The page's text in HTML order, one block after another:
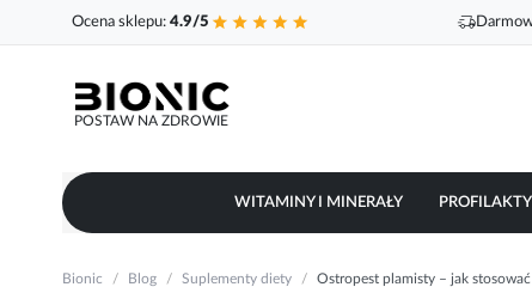
Ocena sklepu: 4.9/5
POSTAW NA ZDROWIE
WITAMINY I MINERAŁY
Bionic Blog Suplementy diety Ostropest plamisty – jak